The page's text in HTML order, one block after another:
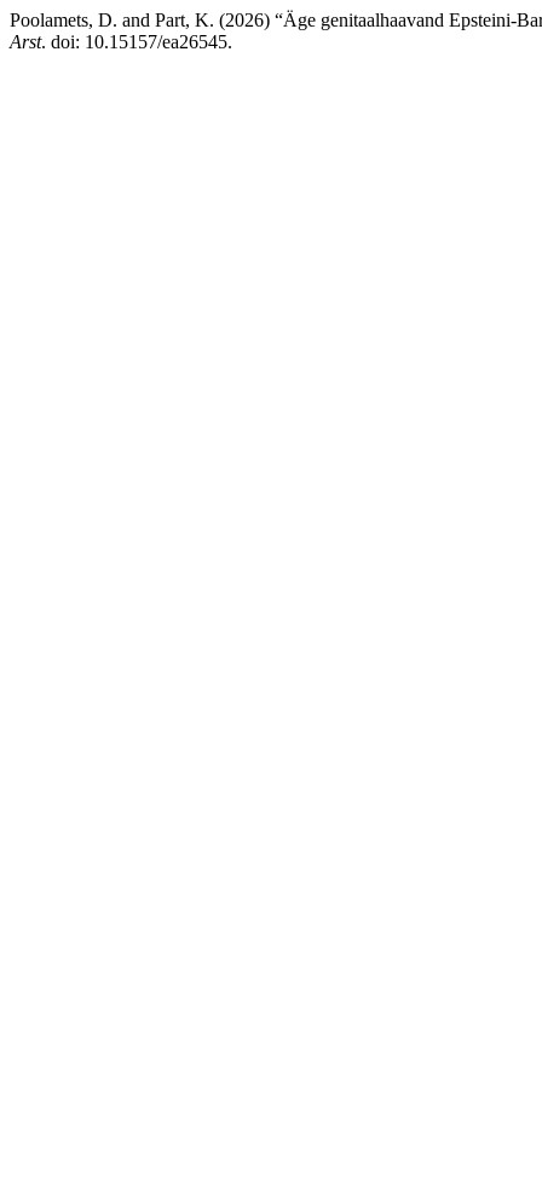
Poolamets, D. and Part, K. (2026) “Äge genitaalhaavand Epsteini-
Arst. doi: 10.15157/ea26545.